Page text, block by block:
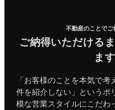
不動産のことで
ご納得いただける
ま
「お客様のことを本気で
件を紹介しない」というポ
模な営業スタイルにこだわ